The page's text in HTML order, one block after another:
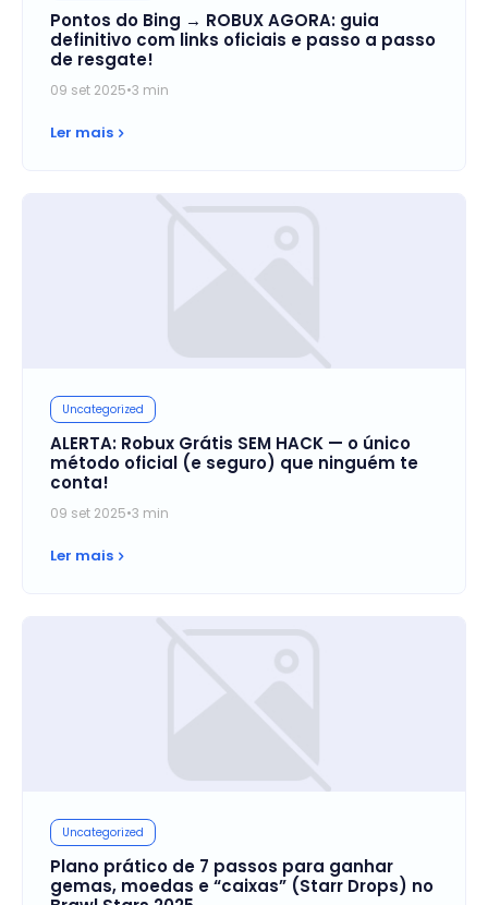
Pontos do Bing → ROBUX AGORA: guia
definitivo com links oficiais e passo a passo
de resgate!
09 set 2025•3 min
Ler mais
Uncategorized
ALERTA: Robux Grátis SEM HACK — o único
método oficial (e seguro) que ninguém te
conta!
09 set 2025•3 min
Ler mais
Uncategorized
Plano prático de 7 passos para ganhar
gemas, moedas e “caixas” (Starr Drops) no